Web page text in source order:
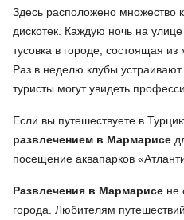
Здесь расположено множество
дискотек. Каждую ночь на
тусовка в городе, состоящая из
Раз в неделю клубы
туристы могут увидеть
Если вы путешествуете в
развлечением в Мармарисе
посещение аквапарков
Развлечения в Мармарисе не
города. Любителям